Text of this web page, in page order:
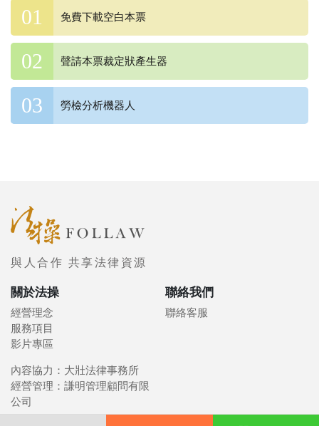
免費下載空白本票
聲請本票裁定狀產生器
勞檢分析機器人
與人合作 共享法律資源
關於法操
經營理念
服務項目
影片專區
聯絡我們
聯絡客服
內容協力：大壯法律事務所
經營管理：謙明管理顧問有限
公司